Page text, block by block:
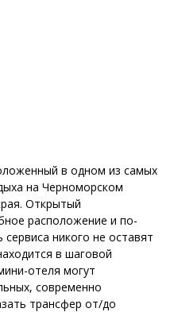
в одном из самых
на Черноморском
Открытый
расположение и по-
никого не оставят
в шаговой
отеля могут
современно
трансфер от/до